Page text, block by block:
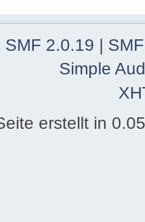
SMF 2.0.19 |
Simple
erstellt in